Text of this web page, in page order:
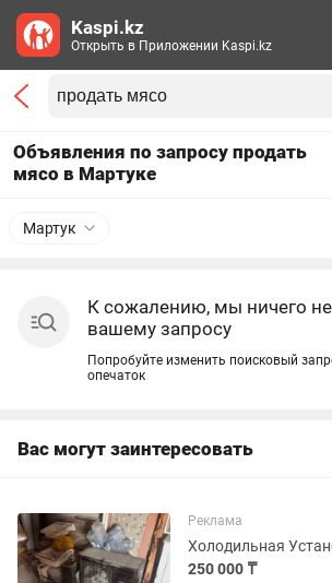
Объявления по запросу продать
мясо в Мартуке
Мартук
К сожалению, мы ничего
вашему запросу
Попробуйте изменить поисковый
опечаток
Вас могут заинтересовать
Реклама
Холодильная
250 000 ₸
Kaspi.kz
Открыть в Приложении Kaspi.kz